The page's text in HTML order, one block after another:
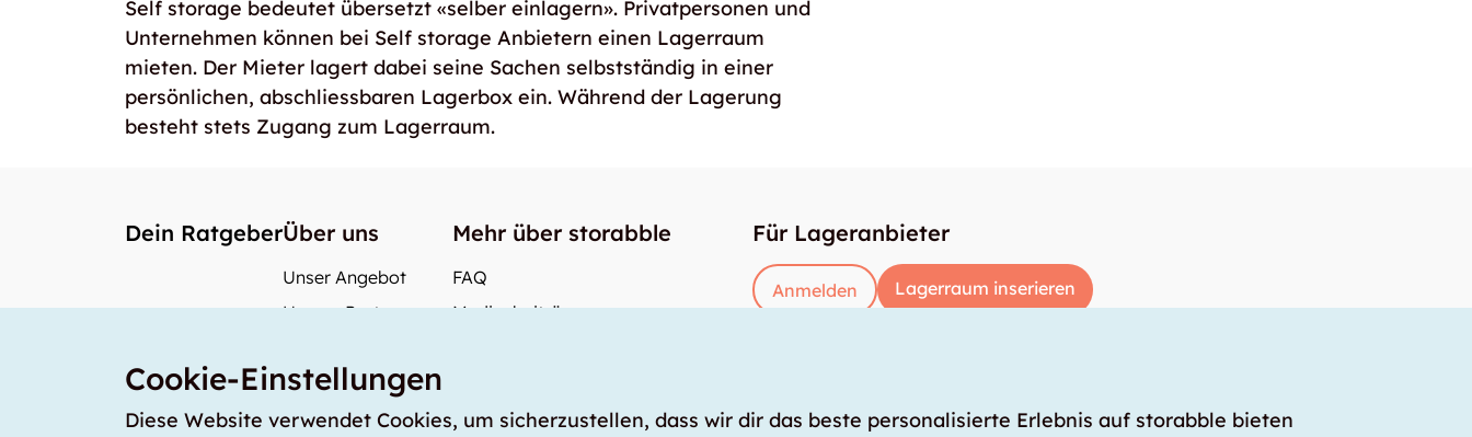
Self storage bedeutet übersetzt «selber einlagern». Privatpersonen und
Unternehmen können bei Self storage Anbietern einen Lagerraum
mieten. Der Mieter lagert dabei seine Sachen selbstständig in einer
persönlichen, abschliessbaren Lagerbox ein. Während der Lagerung
besteht stets Zugang zum Lagerraum.
Dein RatgeberÜber uns
Unser Angebot
Unsere Partner
Unsere Preise
storabble Schweiz
Mehr über storabble
FAQ
Medienbeiträge
Für Lageranbieter
Anmelden Lagerraum inserieren
Cookie-Einstellungen
Diese Website verwendet Cookies, um sicherzustellen, dass wir dir das beste personalisierte Erlebnis auf storabble bieten